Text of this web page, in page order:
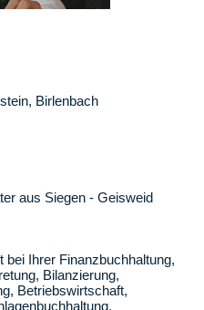
Birlenbach
aus Siegen - Geisweid
bei Ihrer Finanzbuchhaltung,
Bilanzierung,
Betriebswirtschaft,